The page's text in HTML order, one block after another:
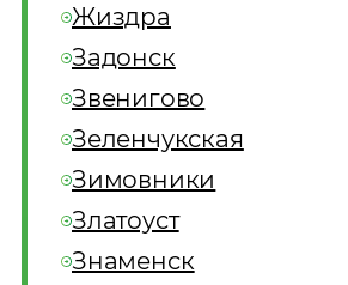
Жиздра
Задонск
Звенигово
Зеленчукская
Зимовники
Златоуст
Знаменск